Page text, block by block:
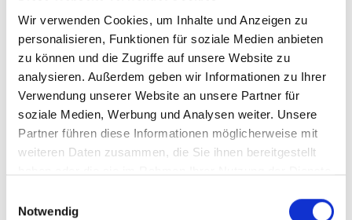
Wir verwenden Cookies, um Inhalte und Anzeigen zu
personalisieren, Funktionen für soziale Medien anbieten
zu können und die Zugriffe auf unsere Website zu
analysieren. Außerdem geben wir Informationen zu Ihrer
Verwendung unserer Website an unsere Partner für
soziale Medien, Werbung und Analysen weiter. Unsere
Partner führen diese Informationen möglicherweise mit
weiteren Daten zusammen, die Sie ihnen bereitgestellt
Notwendig
Quality Time
Im heutigen schnelllebigen Alltag kann es schwierig